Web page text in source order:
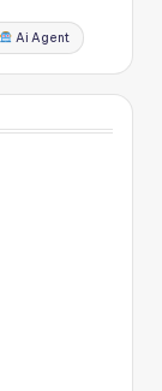
Ai Agent